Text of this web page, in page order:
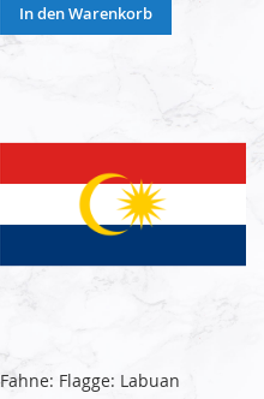
In den Warenkorb
Fahne: Flagge: Labuan